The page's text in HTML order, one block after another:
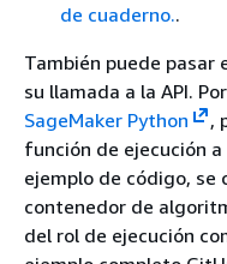
de cuaderno..
También puede pasar
su llamada a la API.
SageMaker Python
,
función de ejecución
ejemplo de código,
contenedor de
del rol de ejecución